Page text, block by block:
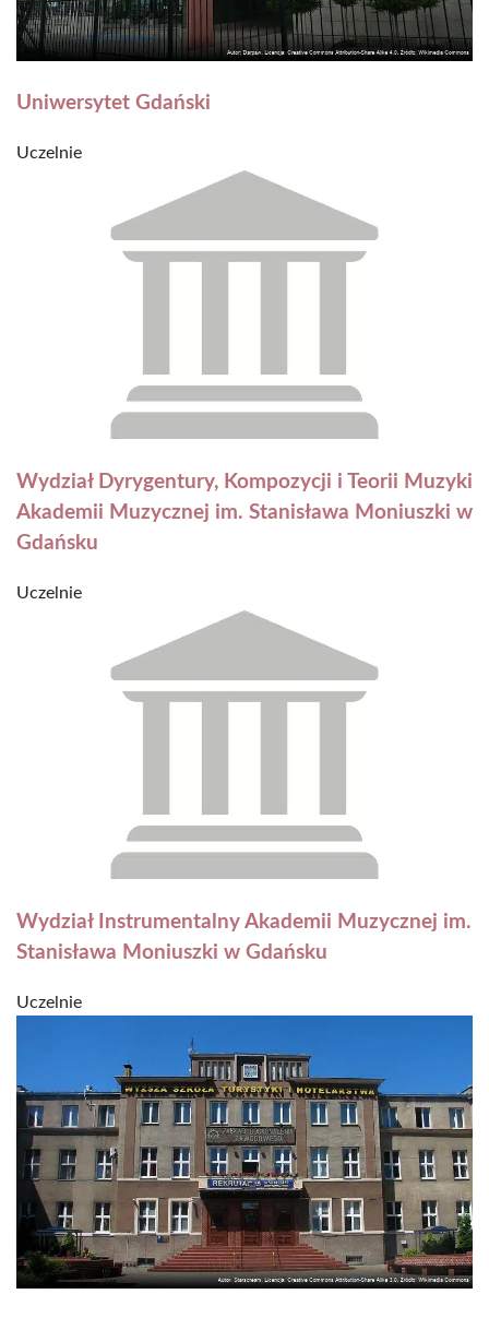
Uniwersytet Gdański
Uczelnie
Wydział Dyrygentury, Kompozycji i Teorii Muzyki
Akademii Muzycznej im. Stanisława Moniuszki w
Gdańsku
Uczelnie
Wydział Instrumentalny Akademii Muzycznej im.
Stanisława Moniuszki w Gdańsku
Uczelnie